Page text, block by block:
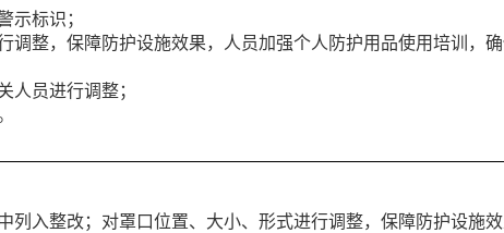
示标识；
调整，保障防护设施效果，人员加强个人防护用品使用培训，
人员进行调整；
列入整改；对罩口位置、大小、形式进行调整，保障防护设施